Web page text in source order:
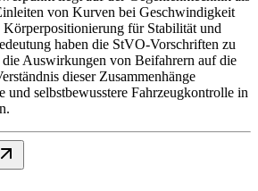
von Kurven bei Geschwindigkeit
für Stabilität und
haben die StVO-Vorschriften zu
Auswirkungen von Beifahrern auf die
dieser Zusammenhänge
und selbstbewusstere Fahrzeugkontrolle in